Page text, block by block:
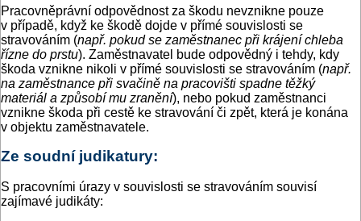
Pracovněprávní odpovědnost za škodu nevznikne pouze
v případě, když ke škodě dojde v přímé souvislosti se
stravováním (např. pokud se zaměstnanec při krájení chleba
řízne do prstu). Zaměstnavatel bude odpovědný i tehdy, kdy
škoda vznikne nikoli v přímé souvislosti se stravováním (např.
na zaměstnance při svačině na pracovišti spadne těžký
materiál a způsobí mu zranění), nebo pokud zaměstnanci
vznikne škoda při cestě ke stravování či zpět, která je konána
v objektu zaměstnavatele.
Ze soudní judikatury:
S pracovními úrazy v souvislosti se stravováním souvisí
zajímavé judikáty: